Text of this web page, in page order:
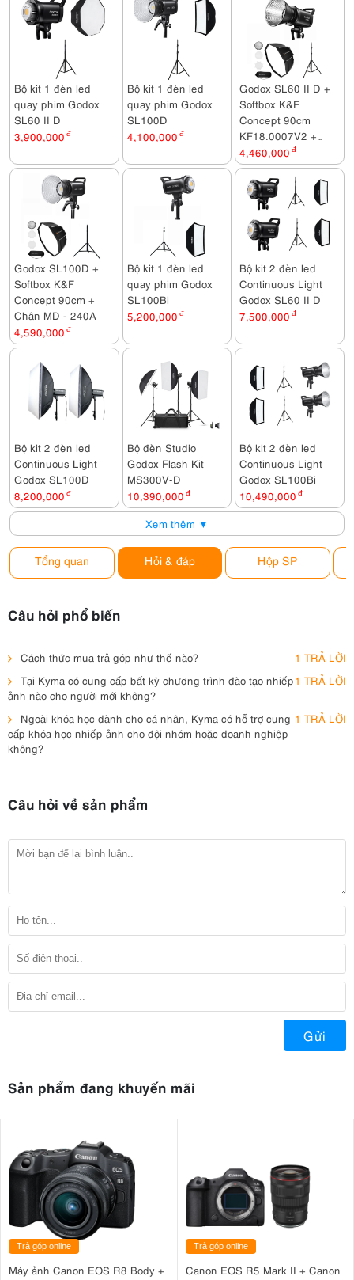
Bộ kit 1 đèn led
quay phim Godox
SL60 II D
3,900,000 đ
Bộ kit 1 đèn led
quay phim Godox
SL100D
4,100,000 đ
Godox SL60 II D +
Softbox K&F
Concept 90cm
KF18.0007V2 +
Chân MD - 240A
4,460,000 đ
Godox SL100D +
Softbox K&F
Concept 90cm +
Chân MD - 240A
4,590,000 đ
Bộ kit 1 đèn led
quay phim Godox
SL100Bi
5,200,000 đ
Bộ kit 2 đèn led
Continuous Light
Godox SL60 II D
7,500,000 đ
Bộ kit 2 đèn led
Continuous Light
Godox SL100D
8,200,000 đ
Bộ đèn Studio
Godox Flash Kit
MS300V-D
10,390,000 đ
Bộ kit 2 đèn led
Continuous Light
Godox SL100Bi
10,490,000 đ
Xem thêm ▼
Tổng quan Hỏi & đáp Hộp SP
Câu hỏi phổ biến
Cách thức mua trả góp như thế nào?
1 TRẢ LỜI
Tại Kyma có cung cấp bất kỳ chương trình đào tạo nhiếp
ảnh nào cho người mới không?
1 TRẢ LỜI
Ngoài khóa học dành cho cá nhân, Kyma có hỗ trợ cung
cấp khóa học nhiếp ảnh cho đội nhóm hoặc doanh nghiệp
không?
1 TRẢ LỜI
Câu hỏi về sản phẩm
Gửi
Sản phẩm đang khuyến mãi
Trả góp online
Máy ảnh Canon EOS R8 Body +
Trả góp online
Canon EOS R5 Mark II + Canon